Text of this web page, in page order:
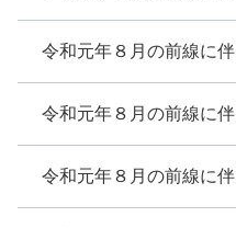
令和元年８月の前線に
令和元年８月の前線に
令和元年８月の前線に